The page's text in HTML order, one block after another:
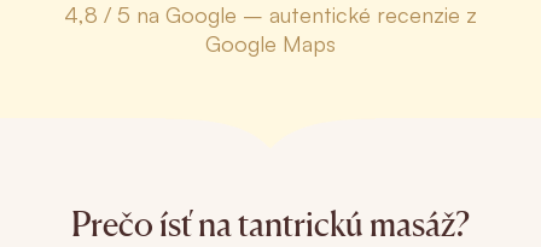
4,8 / 5 na Google – autentické recenzie z
Google Maps
Prečo ísť na tantrickú masáž?